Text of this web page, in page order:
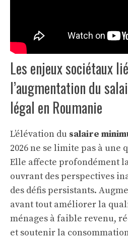
Les enjeux sociétaux
l’augmentation du
légal en Roumanie
L’élévation du salaire
2026 ne se limite pas à une
Elle affecte profondément
ouvrant des perspectives
des défis persistants.
avant tout améliorer la
ménages à faible revenu,
et soutenir la